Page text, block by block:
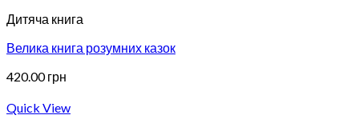
Дитяча книга
Велика книга розумних казок
420.00грн
Quick View